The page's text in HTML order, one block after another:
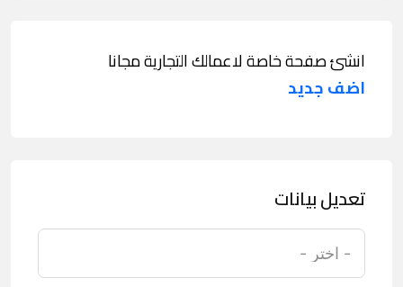
انشئ صفحة خاصة لاعمالك التجارية مجانا
اضف جديد
تعديل بيانات